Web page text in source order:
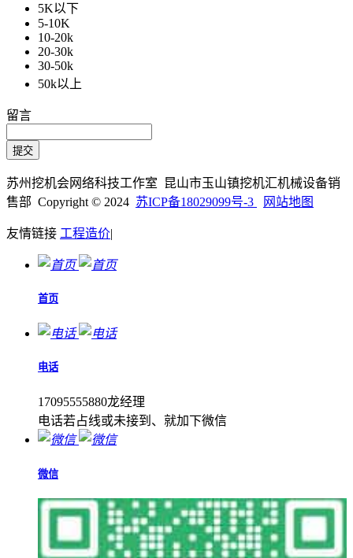
5K以下
5-10K
10-20k
20-30k
30-50k
50k以上
留言
苏州挖机会网络科技工作室 昆山市玉山镇挖机汇机械设备销
售部 Copyright © 2024 苏ICP备18029099号-3 网站地图
友情链接 工程造价|
首页
电话
17095555880龙经理
电话若占线或未接到、就加下微信
微信